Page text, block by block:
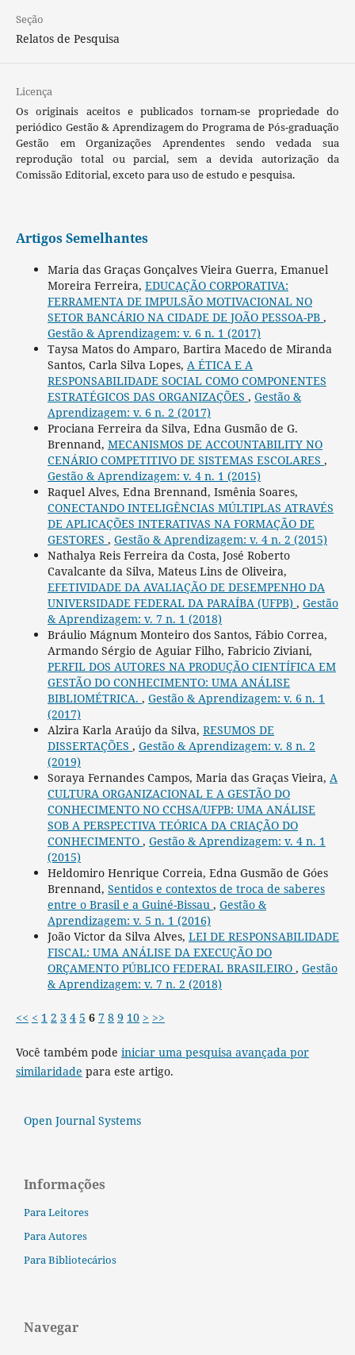
Seção
Relatos de Pesquisa
Licença
Os originais aceitos e publicados tornam-se propriedade do
periódico Gestão & Aprendizagem do Programa de Pós-graduação
Gestão em Organizações Aprendentes sendo vedada sua
reprodução total ou parcial, sem a devida autorização da
Comissão Editorial, exceto para uso de estudo e pesquisa.
Artigos Semelhantes
Maria das Graças Gonçalves Vieira Guerra, Emanuel
Moreira Ferreira, EDUCAÇÃO CORPORATIVA:
FERRAMENTA DE IMPULSÃO MOTIVACIONAL NO
SETOR BANCÁRIO NA CIDADE DE JOÃO PESSOA-PB ,
Gestão & Aprendizagem: v. 6 n. 1 (2017)
Taysa Matos do Amparo, Bartira Macedo de Miranda
Santos, Carla Silva Lopes, A ÉTICA E A
RESPONSABILIDADE SOCIAL COMO COMPONENTES
ESTRATÉGICOS DAS ORGANIZAÇÕES , Gestão &
Aprendizagem: v. 6 n. 2 (2017)
Prociana Ferreira da Silva, Edna Gusmão de G.
Brennand, MECANISMOS DE ACCOUNTABILITY NO
CENÁRIO COMPETITIVO DE SISTEMAS ESCOLARES ,
Gestão & Aprendizagem: v. 4 n. 1 (2015)
Raquel Alves, Edna Brennand, Ismênia Soares,
CONECTANDO INTELIGÊNCIAS MÚLTIPLAS ATRAVÉS
DE APLICAÇÕES INTERATIVAS NA FORMAÇÃO DE
GESTORES , Gestão & Aprendizagem: v. 4 n. 2 (2015)
Nathalya Reis Ferreira da Costa, José Roberto
Cavalcante da Silva, Mateus Lins de Oliveira,
EFETIVIDADE DA AVALIAÇÃO DE DESEMPENHO DA
UNIVERSIDADE FEDERAL DA PARAÍBA (UFPB) , Gestão
& Aprendizagem: v. 7 n. 1 (2018)
Bráulio Mágnum Monteiro dos Santos, Fábio Correa,
Armando Sérgio de Aguiar Filho, Fabricio Ziviani,
PERFIL DOS AUTORES NA PRODUÇÃO CIENTÍFICA EM
GESTÃO DO CONHECIMENTO: UMA ANÁLISE
BIBLIOMÉTRICA. , Gestão & Aprendizagem: v. 6 n. 1
(2017)
Alzira Karla Araújo da Silva, RESUMOS DE
DISSERTAÇÕES , Gestão & Aprendizagem: v. 8 n. 2
(2019)
Soraya Fernandes Campos, Maria das Graças Vieira, A
CULTURA ORGANIZACIONAL E A GESTÃO DO
CONHECIMENTO NO CCHSA/UFPB: UMA ANÁLISE
SOB A PERSPECTIVA TEÓRICA DA CRIAÇÃO DO
CONHECIMENTO , Gestão & Aprendizagem: v. 4 n. 1
(2015)
Heldomiro Henrique Correia, Edna Gusmão de Góes
Brennand, Sentidos e contextos de troca de saberes
entre o Brasil e a Guiné-Bissau , Gestão &
Aprendizagem: v. 5 n. 1 (2016)
João Victor da Silva Alves, LEI DE RESPONSABILIDADE
FISCAL: UMA ANÁLISE DA EXECUÇÃO DO
ORÇAMENTO PÚBLICO FEDERAL BRASILEIRO , Gestão
& Aprendizagem: v. 7 n. 2 (2018)
<< < 1 2 3 4 5 6 7 8 9 10 > >>
Você também pode iniciar uma pesquisa avançada por
similaridade para este artigo.
Open Journal Systems
Informações
Para Leitores
Para Autores
Para Bibliotecários
Navegar